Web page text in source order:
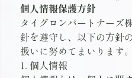
個人情報保護方針
タイグロンパートナーズ
針を遵守し、以下の方針
扱いに努めてまいります。
1. 個人情報